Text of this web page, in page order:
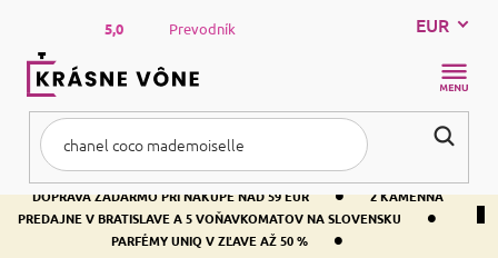
obsah
DOPRAVA ZADARMO PRI NÁKUPE NAD 59 EUR •
2 KAMENNÁ
PREDAJNE V BRATISLAVE A 5 VOŇAVKOMATOV NA SLOVENSKU
•
PARFÉMY UNIQ V ZĽAVE AŽ 50 % •
5,0 Prevodník EUR